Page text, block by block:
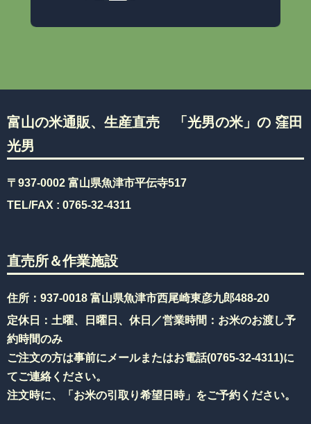
富山の米通販、生産直売 「光男の米」の 窪田
光男
〒937-0002 富山県魚津市平伝寺517
TEL/FAX : 0765-32-4311
直売所＆作業施設
住所：937-0018 富山県魚津市西尾崎東彦九郎488-20
定休日：土曜、日曜日、休日／営業時間：お米のお渡し予
約時間のみ
ご注文の方は事前にメールまたはお電話(0765-32-4311)に
てご連絡ください。
注文時に、「お米の引取り希望日時」をご予約ください。